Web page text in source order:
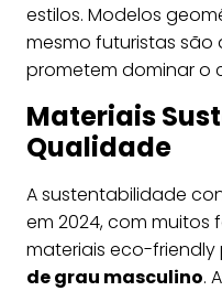
estilos. Modelos
mesmo futuristas são
prometem dominar o
Materiais
Qualidade
A sustentabilidade
em 2024, com
materiais eco-
de grau masculino.